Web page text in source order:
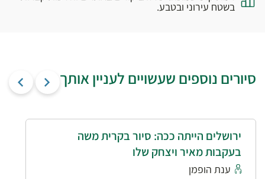
בשטח עירוני ובטבע.
סיורים נוספים שעשויים לעניין אותך
ירושלים הייתה ככה: סיור בקרית משה
בעקבות מאיר ויצחק שלו
ענת הופמן